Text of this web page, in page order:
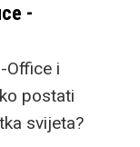
-
Office i
postati
svijeta?